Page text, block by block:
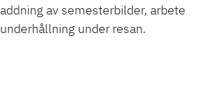
av semesterbilder, arbete
under resan.